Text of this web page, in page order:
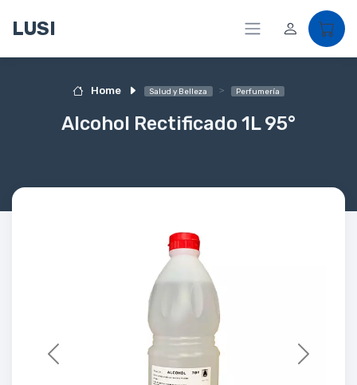
LUSI
Home Salud y Belleza Perfumería
Alcohol Rectificado 1L 95°
Previous Next